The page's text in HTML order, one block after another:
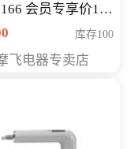
会员专享价168
库存100
飞电器专卖店